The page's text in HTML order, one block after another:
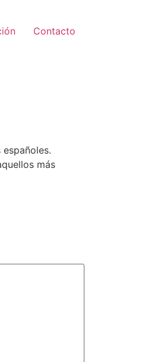
Contacto
más